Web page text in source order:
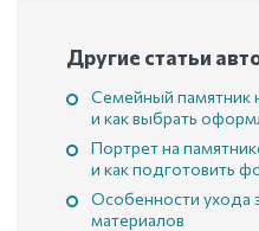
Другие статьи
Семейный памятник
и как выбрать
Портрет на
и как подготовить
Особенности ухода
материалов